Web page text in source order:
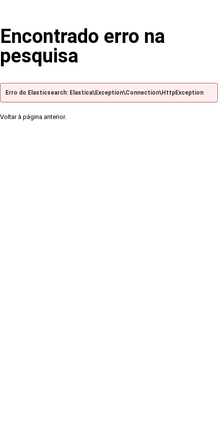
Encontrado erro na
pesquisa
Erro do Elasticsearch: Elastica\Exception\Connection\HttpException
Voltar à página anterior.